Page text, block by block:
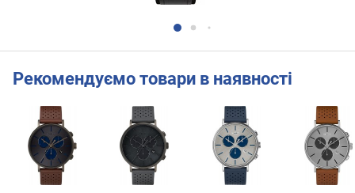
Рекомендуємо товари в наявності